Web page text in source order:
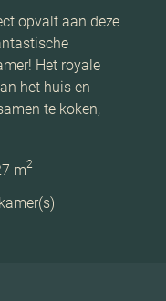
opvalt aan deze
Het royale
het huis en
te koken,
m2